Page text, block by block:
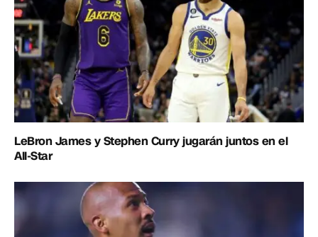
LeBron James y Stephen Curry jugarán juntos en el
All-Star